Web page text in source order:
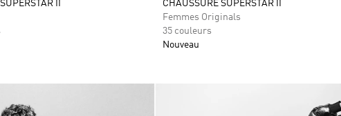
II
CHAUSSURE SUPERSTAR II
Femmes Originals
35 couleurs
Nouveau